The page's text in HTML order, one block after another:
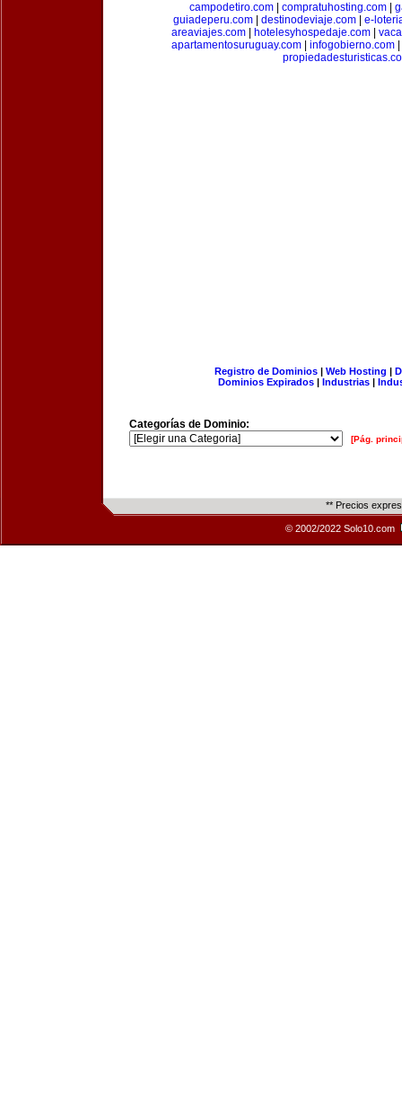
campodetiro.com
compratuhosting.com
guiadeperu.com
destinodeviaje.com
e-
areaviajes.com
hotelesyhospedaje.com
apartamentosuruguay.com
infogobierno.com
Registro de Dominios| Web Hosting |
Dominios Expirados | Industrias |
Categorías de Dominio:
[Pág.
** Precios
© 2002/2022 Solo10.com